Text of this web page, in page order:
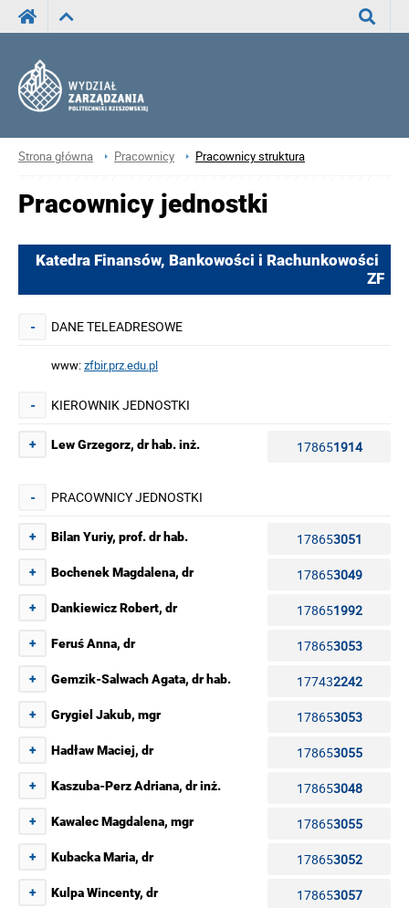
Strona główna Pracownicy Pracownicy struktura
Pracownicy jednostki
Katedra Finansów, Bankowości i Rachunkowości
ZF
- DANE TELEADRESOWE
www:zfbir.prz.edu.pl
- KIEROWNIK JEDNOSTKI
+ Lew Grzegorz, dr hab. inż. 178651914
- PRACOWNICY JEDNOSTKI
+ Bilan Yuriy, prof. dr hab. 178653051
+ Bochenek Magdalena, dr 178653049
+ Dankiewicz Robert, dr 178651992
+ Feruś Anna, dr 178653053
+ Gemzik-Salwach Agata, dr hab. 177432242
+ Grygiel Jakub, mgr 178653053
+ Hadław Maciej, dr 178653055
+ Kaszuba-Perz Adriana, dr inż. 178653048
+ Kawalec Magdalena, mgr 178653055
+ Kubacka Maria, dr 178653052
+ Kulpa Wincenty, dr 178653057